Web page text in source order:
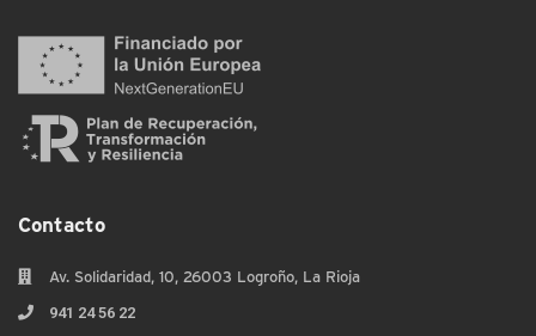
Contacto
Av. Solidaridad, 10, 26003 Logroño, La Rioja
941 24 56 22